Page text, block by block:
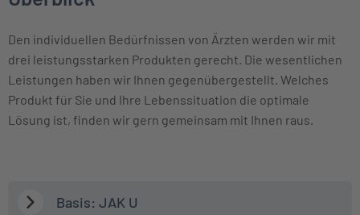
Den individuellen Bedürfnissen von Ärzten werden wir mit
drei leistungsstarken Produkten gerecht. Die wesentlichen
Leistungen haben wir Ihnen gegenübergestellt. Welches
Produkt für Sie und Ihre Lebenssituation die optimale
Lösung ist, finden wir gern gemeinsam mit Ihnen raus.
Basis: JAK U